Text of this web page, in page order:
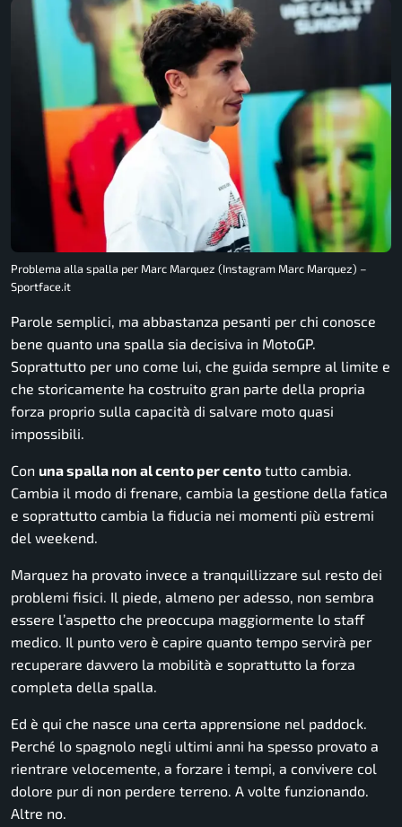
Problema alla spalla per Marc Marquez (Instagram Marc Marquez) –
Sportface.it
Parole semplici, ma abbastanza pesanti per chi conosce
bene quanto una spalla sia decisiva in MotoGP.
Soprattutto per uno come lui, che guida sempre al limite e
che storicamente ha costruito gran parte della propria
forza proprio sulla capacità di salvare moto quasi
impossibili.
Con una spalla non al cento per cento tutto cambia.
Cambia il modo di frenare, cambia la gestione della fatica
e soprattutto cambia la fiducia nei momenti più estremi
del weekend.
Marquez ha provato invece a tranquillizzare sul resto dei
problemi fisici. Il piede, almeno per adesso, non sembra
essere l’aspetto che preoccupa maggiormente lo staff
medico. Il punto vero è capire quanto tempo servirà per
recuperare davvero la mobilità e soprattutto la forza
completa della spalla.
Ed è qui che nasce una certa apprensione nel paddock.
Perché lo spagnolo negli ultimi anni ha spesso provato a
rientrare velocemente, a forzare i tempi, a convivere col
dolore pur di non perdere terreno. A volte funzionando.
Altre no.